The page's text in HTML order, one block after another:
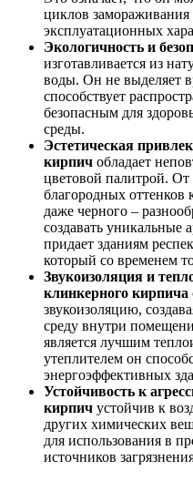
циклов замораживания
эксплуатационных
Экологичность и
изготавливается из
воды. Он не выделяет
способствует
безопасным для
среды.
Эстетическая
кирпич обладает
цветовой палитрой. От
благородных оттенков
даже черного –
создавать уникальные
придает зданиям
который со временем
Звукоизоляция и
клинкерного кирпича
звукоизоляцию,
среду внутри
является лучшим
утеплителем он
энергоэффективных
Устойчивость к
кирпич устойчив к
других химических
для использования в
источников